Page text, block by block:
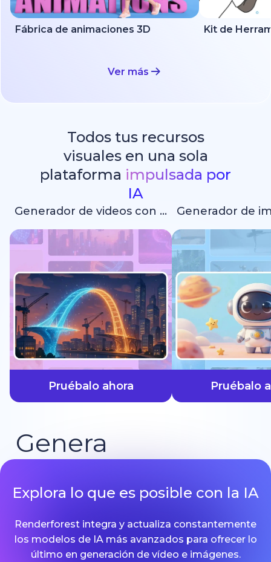
Fábrica de animaciones 3D
Ver más
Todos tus recursos
visuales en una sola
plataforma impulsada por
IA
Generador de videos con IA
Pruébalo ahora Pruébalo
Genera
más rápido
Explora lo que es posible con la IA
Renderforest integra y actualiza constantemente
los modelos de IA más avanzados para ofrecer lo
último en generación de vídeo e imágenes.